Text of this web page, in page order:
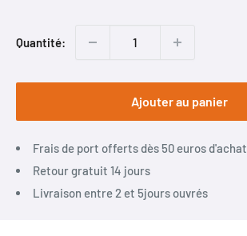
Quantité:
Ajouter au panier
Frais de port offerts dès 50 euros d'achat
Retour gratuit 14 jours
Livraison entre 2 et 5jours ouvrés